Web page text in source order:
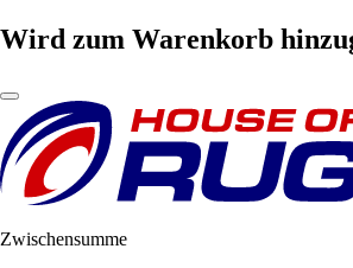
Wird zum Warenkorb
Zwischensumme